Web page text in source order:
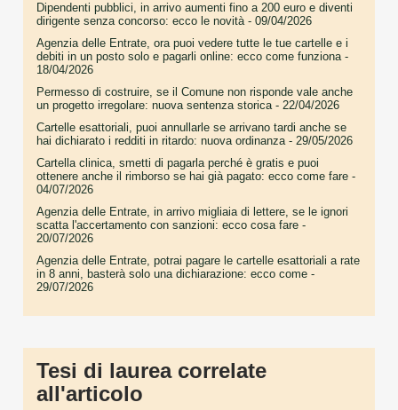
Dipendenti pubblici, in arrivo aumenti fino a 200 euro e diventi
dirigente senza concorso: ecco le novità- 09/04/2026
Agenzia delle Entrate, ora puoi vedere tutte le tue cartelle e i
debiti in un posto solo e pagarli online: ecco come funziona-
18/04/2026
Permesso di costruire, se il Comune non risponde vale anche
un progetto irregolare: nuova sentenza storica- 22/04/2026
Cartelle esattoriali, puoi annullarle se arrivano tardi anche se
hai dichiarato i redditi in ritardo: nuova ordinanza- 29/05/2026
Cartella clinica, smetti di pagarla perché è gratis e puoi
ottenere anche il rimborso se hai già pagato: ecco come fare -
04/07/2026
Agenzia delle Entrate, in arrivo migliaia di lettere, se le ignori
scatta l'accertamento con sanzioni: ecco cosa fare -
20/07/2026
Agenzia delle Entrate, potrai pagare le cartelle esattoriali a rate
in 8 anni, basterà solo una dichiarazione: ecco come -
29/07/2026
Tesi di laurea correlate
all'articolo